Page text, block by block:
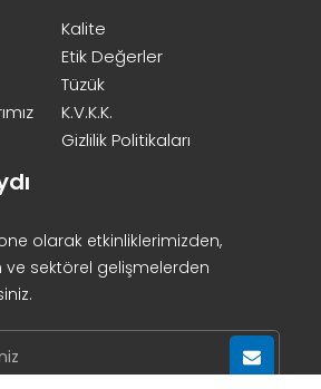
Kalite
Etik Değerler
Tüzük
K.V.K.K.
Gizlilik Politikaları
olarak etkinliklerimizden,
ve sektörel gelişmelerden